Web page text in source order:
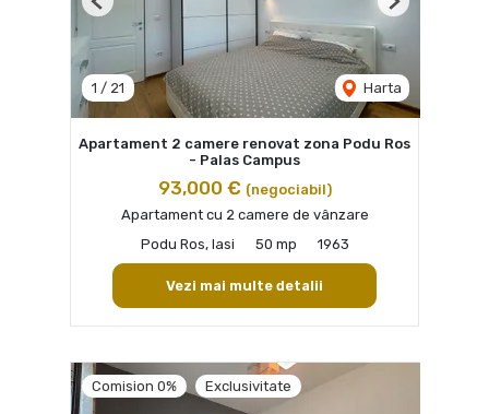
1 / 21 Harta
Previous Next
Apartament 2 camere renovat zona Podu Ros
- Palas Campus
93,000 € (negociabil)
Apartament cu 2 camere de vânzare
Podu Ros, Iasi
50 mp 1963
Vezi mai multe detalii
Comision 0% Exclusivitate